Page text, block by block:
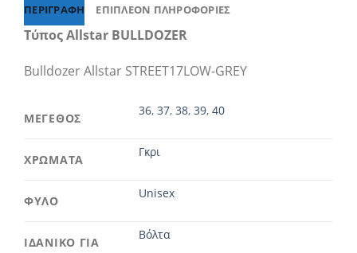
ΠΕΡΙΓΡΑΦΉ ΕΠΙΠΛΈΟΝ ΠΛΗΡΟΦΟΡΊΕΣ
Τύπος Allstar BULLDOZER
Bulldozer Allstar STREET17LOW-GREY
ΜΕΓΕΘΟΣ
36,37,38,39,40
ΧΡΩΜΑΤΑ
Γκρι
ΦΥΛΟ
Unisex
ΙΔΑΝΙΚΟ ΓΙΑ
Βόλτα